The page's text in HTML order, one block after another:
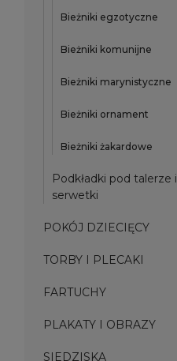
Bieżniki egzotyczne
Bieżniki komunijne
Bieżniki marynistyczne
Bieżniki ornament
Bieżniki żakardowe
Podkładki pod talerze i
serwetki
POKÓJ DZIECIĘCY
TORBY I PLECAKI
FARTUCHY
PLAKATY I OBRAZY
SIEDZISKA